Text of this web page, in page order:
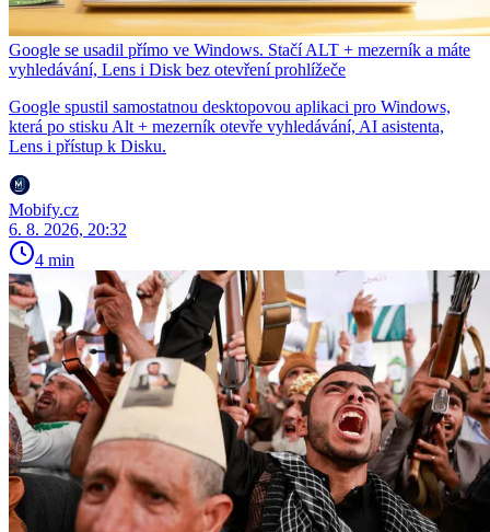
Google se usadil přímo ve Windows. Stačí ALT + mezerník a máte
vyhledávání, Lens i Disk bez otevření prohlížeče
Google spustil samostatnou desktopovou aplikaci pro Windows,
která po stisku Alt + mezerník otevře vyhledávání, AI asistenta,
Lens i přístup k Disku.
Mobify.cz
6. 8. 2026, 20:32
4 min